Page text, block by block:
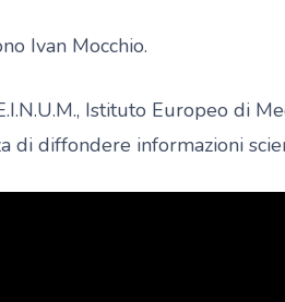
Ivan Mocchio.
Istituto Europeo di
di diffondere informazioni